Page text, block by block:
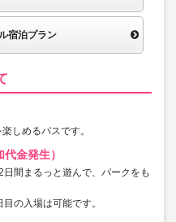
宿泊プラン
しめるパスです。
金発生）
間まるっと遊んで、パークをも
の入場は可能です。